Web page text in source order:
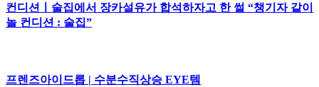
컨디션ㅣ술집에서 장카설유가 합석하자고 한 썰 “챙기자 같이
놀 컨디션 : 술집”
프렌즈아이드롭 | 수분수직상승 EYE템